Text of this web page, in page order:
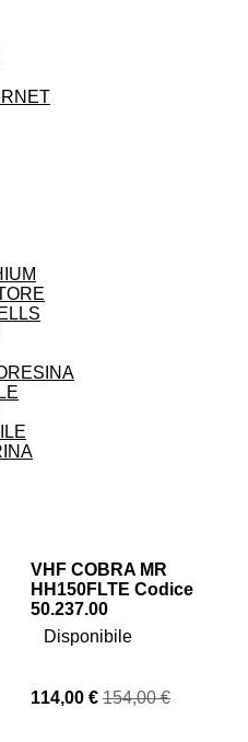
VHF COBRA MR
HH150FLTE Codice
50.237.00
Disponibile
114,00 € 154,00 €